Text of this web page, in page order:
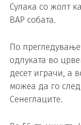
Сулака со жолт
ВАР собата.
По
одлуката во
десет играчи, а
можеа да го
Сенеглаците.